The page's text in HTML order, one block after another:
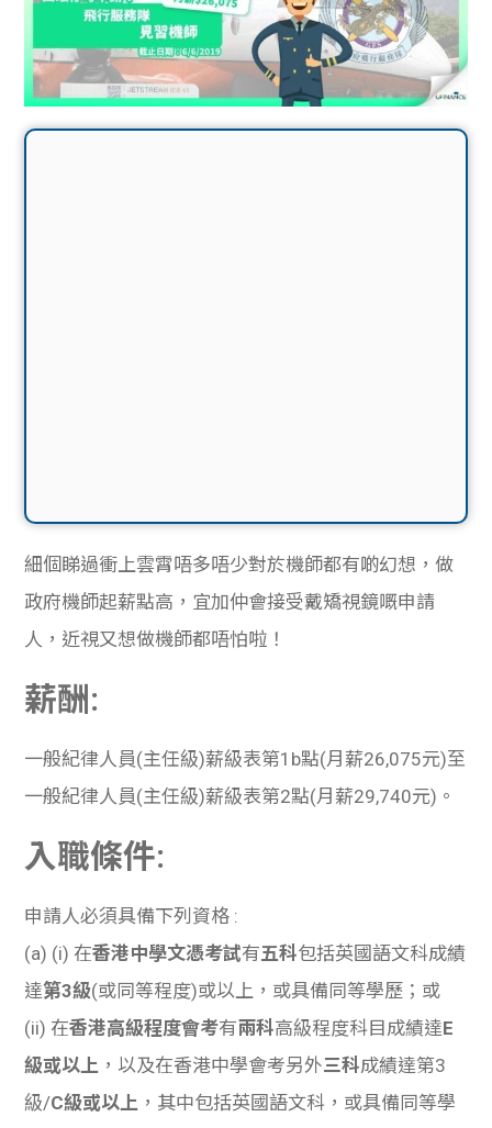
細個睇過衝上雲霄唔多唔少對於機師都有啲幻想，做
政府機師起薪點高，宜加仲會接受戴矯視鏡嘅申請
人，近視又想做機師都唔怕啦！
薪酬:
一般紀律人員(主任級)薪級表第1b點(月薪26,075元)至
一般紀律人員(主任級)薪級表第2點(月薪29,740元) 。
入職條件:
申請人必須具備下列資格 :
(a) (i) 在香港中學文憑考試有五科包括英國語文科成績
達第3級(或同等程度)或以上，或具備同等學歷；或
(ii) 在香港高級程度會考有兩科高級程度科目成績達E
級或以上 ，以及在香港中學會考另外三科成績達第3
級/C級或以上 ，其中包括英國語文科，或具備同等學